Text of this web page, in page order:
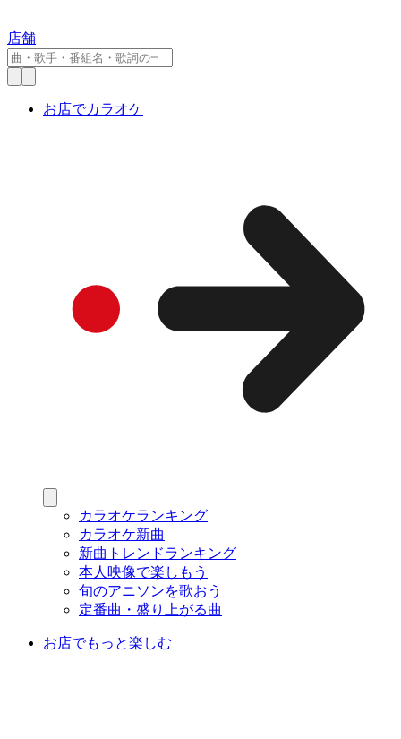
店舗
お店でカラオケ
カラオケランキング
カラオケ新曲
新曲トレンドランキング
本人映像で楽しもう
旬のアニソンを歌おう
定番曲・盛り上がる曲
お店でもっと楽しむ